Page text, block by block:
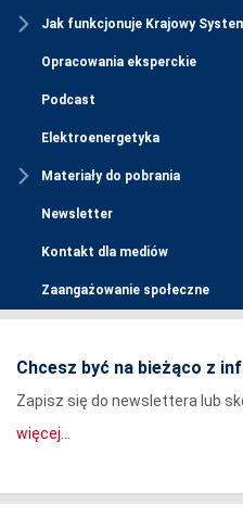
Jak funkcjonuje Krajowy
Opracowania eksperckie
Podcast
Elektroenergetyka
Materiały do pobrania
Newsletter
Kontakt dla mediów
Zaangażowanie społeczne
Chcesz być na bieżąco z
Zapisz się do newslettera lub
więcej...